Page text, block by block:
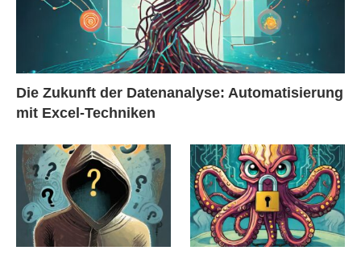
Die Zukunft der Datenanalyse: Automatisierung
mit Excel-Techniken